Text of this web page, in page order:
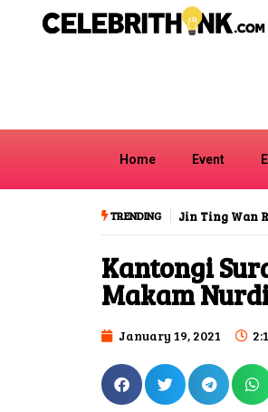
Home Event
TRENDING Jin Ting Wan
Kantongi
Makam
January 19, 2021